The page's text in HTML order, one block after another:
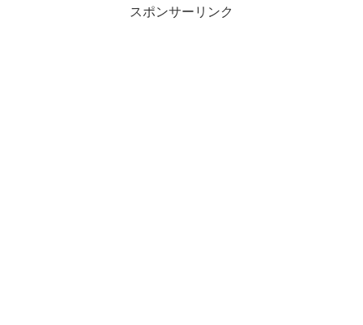
スポンサーリンク